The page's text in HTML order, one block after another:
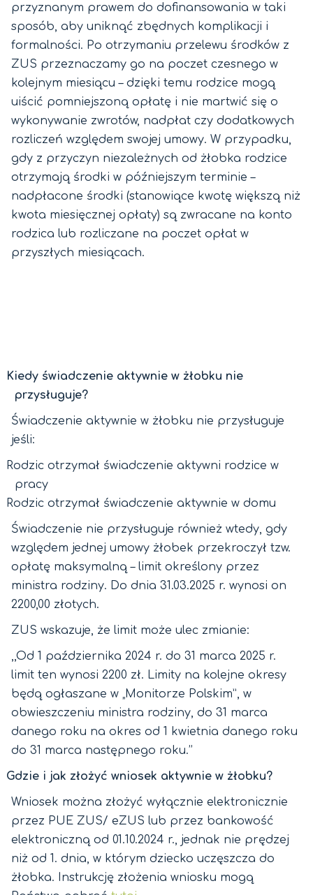
przyznanym prawem do dofinansowania w taki
sposób, aby uniknąć zbędnych komplikacji i
formalności. Po otrzymaniu przelewu środków z
ZUS przeznaczamy go na poczet czesnego w
kolejnym miesiącu – dzięki temu rodzice mogą
uiścić pomniejszoną opłatę i nie martwić się o
wykonywanie zwrotów, nadpłat czy dodatkowych
rozliczeń względem swojej umowy. W przypadku,
gdy z przyczyn niezależnych od żłobka rodzice
otrzymają środki w późniejszym terminie –
nadpłacone środki (stanowiące kwotę większą niż
kwota miesięcznej opłaty) są zwracane na konto
rodzica lub rozliczane na poczet opłat w
przyszłych miesiącach.
Kiedy świadczenie aktywnie w żłobku nie
przysługuje?
Świadczenie aktywnie w żłobku nie przysługuje
jeśli:
Rodzic otrzymał świadczenie aktywni rodzice w
pracy
Rodzic otrzymał świadczenie aktywnie w domu
Świadczenie nie przysługuje również wtedy, gdy
względem jednej umowy żłobek przekroczył tzw.
opłatę maksymalną – limit określony przez
ministra rodziny. Do dnia 31.03.2025 r. wynosi on
2200,00 złotych.
ZUS wskazuje, że limit może ulec zmianie:
,,Od 1 października 2024 r. do 31 marca 2025 r.
limit ten wynosi 2200 zł. Limity na kolejne okresy
będą ogłaszane w „Monitorze Polskim”, w
obwieszczeniu ministra rodziny, do 31 marca
danego roku na okres od 1 kwietnia danego roku
do 31 marca następnego roku.’’
Gdzie i jak złożyć wniosek aktywnie w żłobku?
Wniosek można złożyć wyłącznie elektronicznie
przez PUE ZUS/ eZUS lub przez bankowość
elektroniczną od 01.10.2024 r., jednak nie prędzej
niż od 1. dnia, w którym dziecko uczęszcza do
żłobka. Instrukcję złożenia wniosku mogą